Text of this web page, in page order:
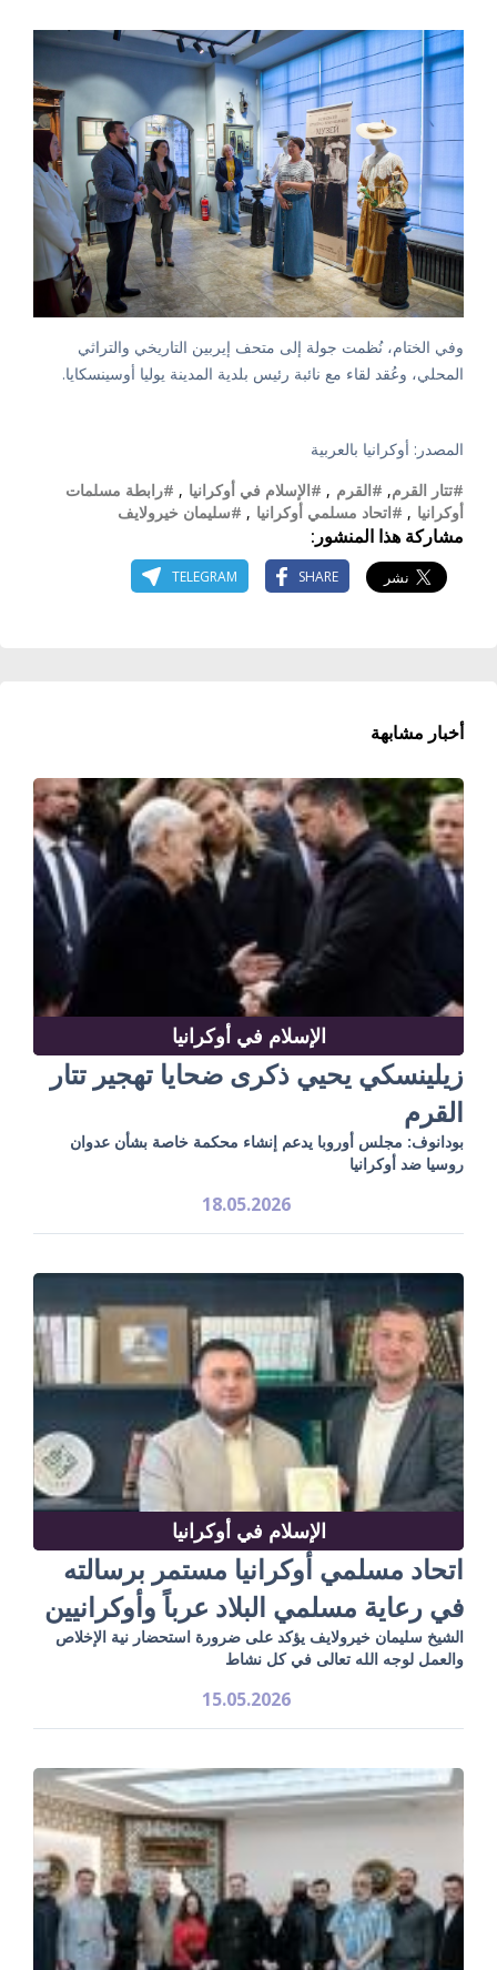
وفي الختام، نُظمت جولة إلى متحف إيربين التاريخي والتراثي
المحلي، وعُقد لقاء مع نائبة رئيس بلدية المدينة يوليا أوسينسكايا.
المصدر: أوكرانيا بالعربية
#تتار القرم, #القرم , #الإسلام في أوكرانيا , #رابطة مسلمات
أوكرانيا , #اتحاد مسلمي أوكرانيا , #سليمان خيرولايف
مشاركة هذا المنشور:
SHARE
TELEGRAM
أخبار مشابهة
الإسلام في أوكرانيا
زيلينسكي يحيي ذكرى ضحايا تهجير تتار
القرم
بودانوف: مجلس أوروبا يدعم إنشاء محكمة خاصة بشأن عدوان
روسيا ضد أوكرانيا
18.05.2026
الإسلام في أوكرانيا
اتحاد مسلمي أوكرانيا مستمر برسالته
في رعاية مسلمي البلاد عرباً وأوكرانيين
الشيخ سليمان خيرولايف يؤكد على ضرورة استحضار نية الإخلاص
والعمل لوجه الله تعالى في كل نشاط
15.05.2026